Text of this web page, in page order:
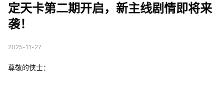
定天卡第二期开启，新主线剧情即将来
袭！
2025-11-27
尊敬的侠士：